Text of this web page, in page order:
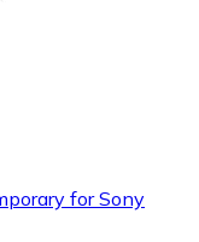
for Sony